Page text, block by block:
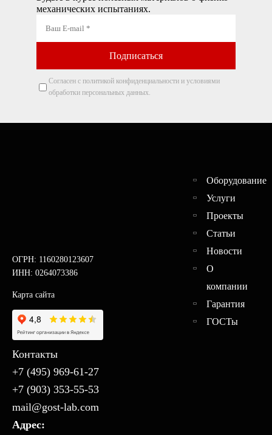
механических испытаниях.
Согласен с политикой конфиденциальности и условиями
обработки персональных данных.
ОГРН: 1160280123607
ИНН: 0264073386
Карта сайта
Оборудование
Услуги
Проекты
Статьи
Новости
О
компании
Гарантия
ГОСТы
Контакты
+7 (495) 969-61-27
+7 (903) 353-55-53
mail@gost-lab.com
Адрес: